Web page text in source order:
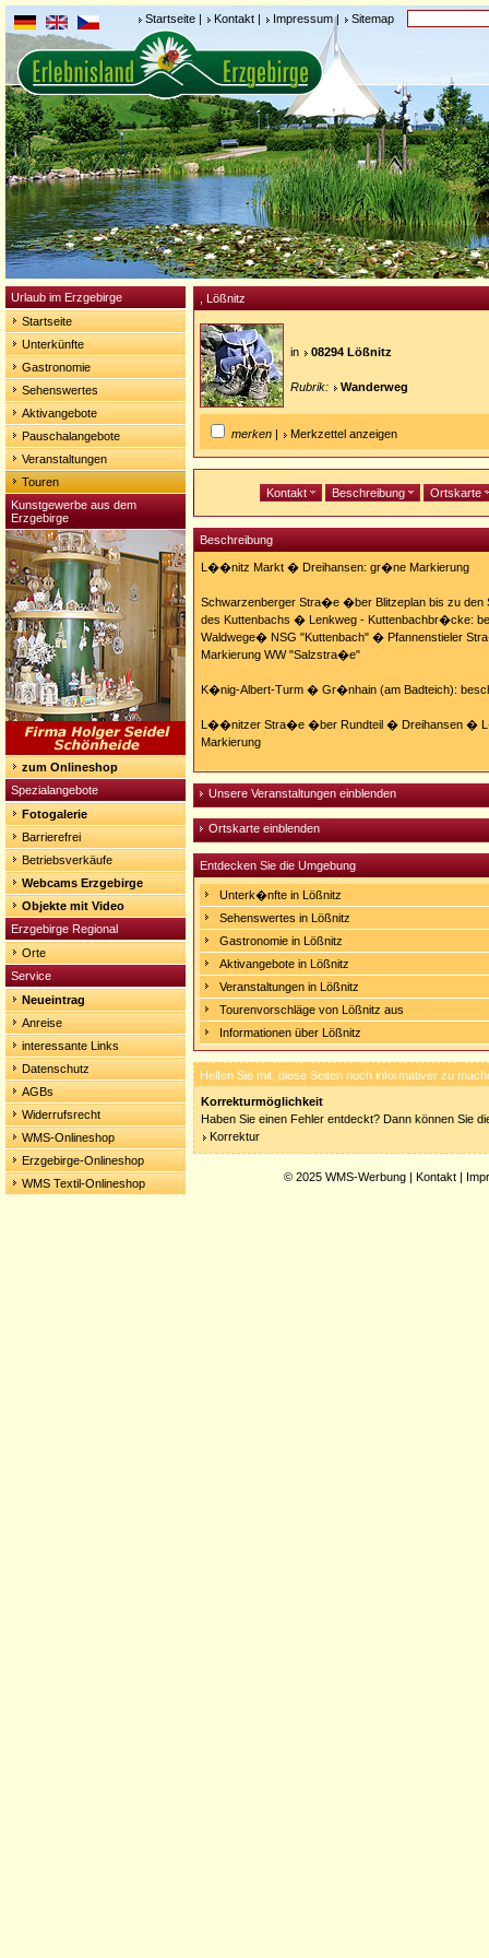
Startseite | Kontakt | Impressum| Sitemap
Urlaub im Erzgebirge
Startseite
Unterkünfte
Gastronomie
Sehenswertes
Aktivangebote
Pauschalangebote
Veranstaltungen
Touren
Kunstgewerbe aus dem
Erzgebirge
zum Onlineshop
Spezialangebote
Fotogalerie
Barrierefrei
Betriebsverkäufe
Webcams Erzgebirge
Objekte mit Video
Erzgebirge Regional
Orte
Service
Neueintrag
Anreise
interessante Links
Datenschutz
AGBs
Widerrufsrecht
WMS-Onlineshop
Erzgebirge-Onlineshop
WMS Textil-Onlineshop
, Lößnitz
in 08294 Lößnitz
Rubrik: Wanderweg
merken | Merkzettel anzeigen
Kontakt Beschreibung Ortskarte
Beschreibung
L��nitz Markt � Dreihansen: gr�ne Markierung
Schwarzenberger Stra�e �ber Blitzeplan bis zu den
des Kuttenbachs � Lenkweg - Kuttenbachbr�cke:
Waldwege� NSG "Kuttenbach" � Pfannenstieler
Markierung WW "Salzstra�e"
K�nig-Albert-Turm � Gr�nhain (am Badteich):
L��nitzer Stra�e �ber Rundteil � Dreihansen �
Markierung
Unsere Veranstaltungen einblenden
Ortskarte einblenden
Entdecken Sie die Umgebung
Unterk�nfte in Lößnitz
Sehenswertes in Lößnitz
Gastronomie in Lößnitz
Aktivangebote in Lößnitz
Veranstaltungen in Lößnitz
Tourenvorschläge von Lößnitz aus
Informationen über Lößnitz
Helfen Sie mit, diese Seiten noch informativer zu
Korrekturmöglichkeit
Haben Sie einen Fehler entdeckt? Dann können Sie
Korrektur
© 2025 WMS-Werbung | Kontakt |